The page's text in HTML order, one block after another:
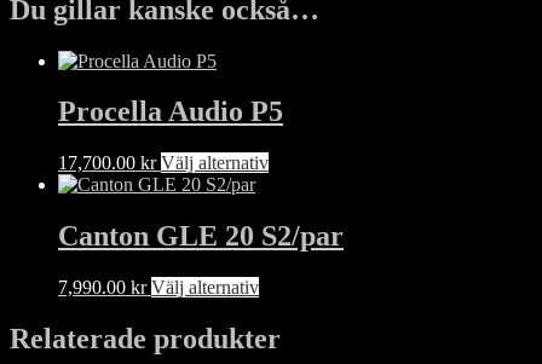
Du gillar kanske också…
Procella Audio P5
17,700.00 kr Välj alternativDen
har
flera
alternativen
Canton GLE 20 S2/par
7,990.00 kr Välj alternativDen
har
Relaterade produkter